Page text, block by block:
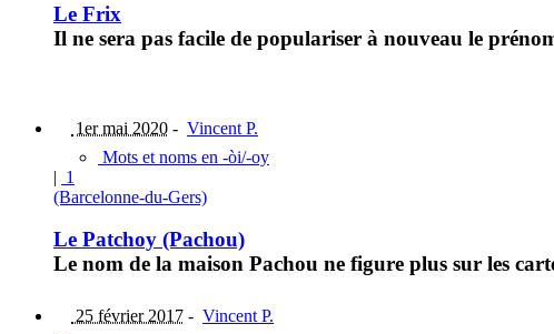
Le Frix
Il ne sera pas facile de populariser à nouveau le
1er mai 2020 - Vincent P.
Mots et noms en -òi/-oy
| 1
(Barcelonne-du-Gers)
Le Patchoy (Pachou)
Le nom de la maison Pachou ne figure plus sur les
25 février 2017 - Vincent P.